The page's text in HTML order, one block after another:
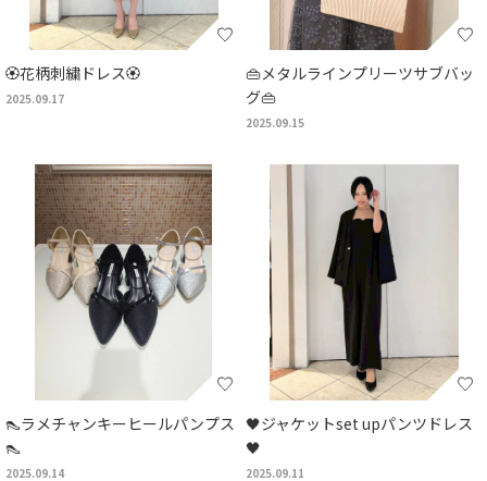
🏵️花柄刺繍ドレス🏵️
2025.09.17
👜メタルラインプリーツサブバッ
グ👜
2025.09.15
👠ラメチャンキーヒールパンプス
👠
2025.09.14
🖤ジャケットset upパンツドレス
🖤
2025.09.11